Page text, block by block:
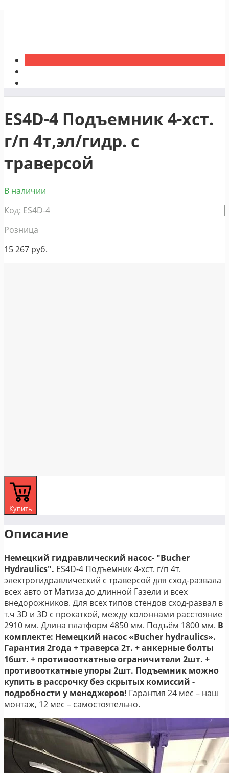
ES4D-4 Подъемник 4-хст.
г/п 4т,эл/гидр. с
траверсой
В наличии
Код: ES4D-4
Розница
15 267 руб.
Купить
Описание
Немецкий гидравлический насос- "Bucher
Hydraulics". ES4D-4 Подъемник 4-хст. г/п 4т.
электрогидравлический с траверсой для сход-развала
всех авто от Матиза до длинной Газели и всех
внедорожников. Для всех типов стендов сход-развал в
т.ч 3D и 3D с прокаткой, между колоннами расстояние
2910 мм. Длина платформ 4850 мм. Подъём 1800 мм. В
комплекте: Немецкий насос «Bucher hydraulics».
Гарантия 2года + траверса 2т. + анкерные болты
16шт. + противооткатные ограничители 2шт. +
противооткатные упоры 2шт. Подъемник можно
купить в рассрочку без скрытых комиссий -
подробности у менеджеров! Гарантия 24 мес – наш
монтаж, 12 мес – самостоятельно.